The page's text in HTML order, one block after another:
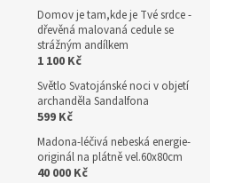
Domov je tam,kde je Tvé srdce -
dřevěná malovaná cedule se
strážným andílkem
1 100 Kč
Světlo Svatojánské noci v objetí
archanděla Sandalfona
599 Kč
Madona-léčivá nebeská energie-
originál na plátně vel.60x80cm
40 000 Kč